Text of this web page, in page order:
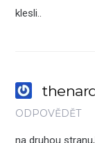
klesli..
ODPOVĚDĚT
na druhou